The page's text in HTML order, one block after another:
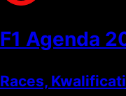
F1 Agenda
Races,